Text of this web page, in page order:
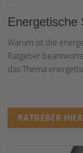
Energetische
Warum ist die
Ratgeber
das Thema
RATGEBER